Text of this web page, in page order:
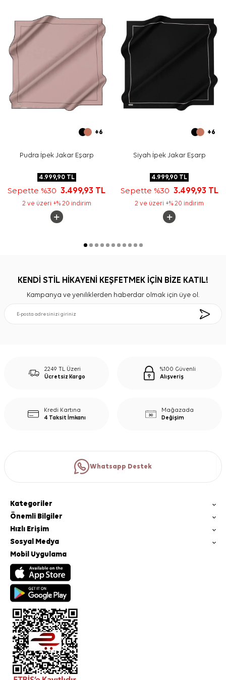
Yıkama ve bakım için ürün etiketindeki talimatları
izleyiniz. İpek ve hassas eşarpların elde hassas
bakımında
Aker İpek Eşarp Şampuanı
edebilirsiniz.
Sıkça Sorulan Sorular
Bej İpek Kare Çiçek Desenli Eşarp hangi ölçüdedir?
Bu eşarp hangi kumaş kalitesine sahiptir?
Desen ve renk görünümü nasıldır?
Bu ipek krep saten eşarp nasıl kombinlenir?
+6
Pudra İpek Jakar Eşarp
4.999,90TL
Sepette %303.499,93 TL
2 ve üzeri +% 20 indirim
+6
Siyah İpek Jakar Eşarp
4.999,90 TL
Sepette %30 3.499,93 TL
2 ve üzeri +% 20 indirim
KENDİ STİL HİKAYENİ KEŞFETMEK İÇİN BİZE KATIL!
Kampanya ve yeniliklerden haberdar olmak için üye ol.
2249 TL Üzeri
Ücretsiz Kargo
%100 Güvenli
Alışveriş
Kredi Kartına
4 Taksit İmkanı
Mağazada
Değişim
Whatsapp Destek
Kategoriler
Önemli Bilgiler
Hızlı Erişim
Sosyal Medya
Mobil Uygulama